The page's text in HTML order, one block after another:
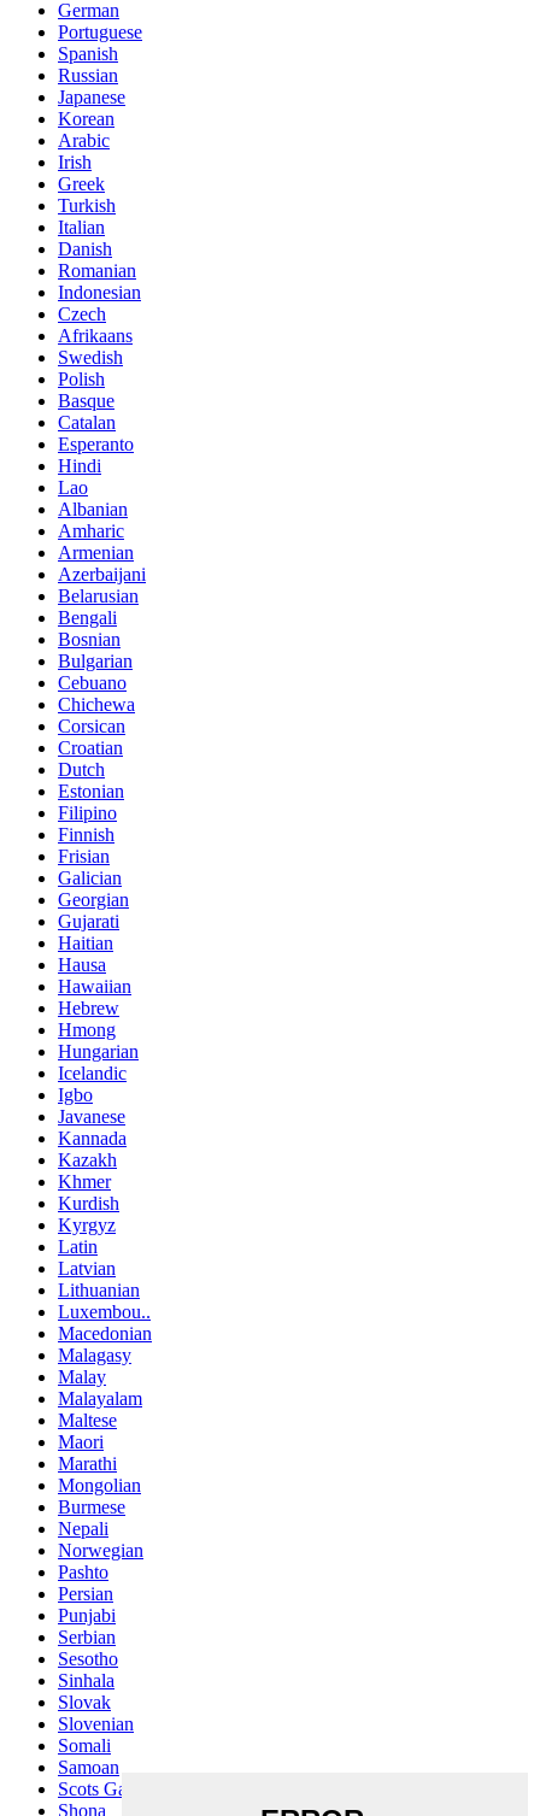
German
Portuguese
Spanish
Russian
Japanese
Korean
Arabic
Irish
Greek
Turkish
Italian
Danish
Romanian
Indonesian
Czech
Afrikaans
Swedish
Polish
Basque
Catalan
Esperanto
Hindi
Lao
Albanian
Amharic
Armenian
Azerbaijani
Belarusian
Bengali
Bosnian
Bulgarian
Cebuano
Chichewa
Corsican
Croatian
Dutch
Estonian
Filipino
Finnish
Frisian
Galician
Georgian
Gujarati
Haitian
Hausa
Hawaiian
Hebrew
Hmong
Hungarian
Icelandic
Igbo
Javanese
Kannada
Kazakh
Khmer
Kurdish
Kyrgyz
Latin
Latvian
Lithuanian
Luxembou..
Macedonian
Malagasy
Malay
Malayalam
Maltese
Maori
Marathi
Mongolian
Burmese
Nepali
Norwegian
Pashto
Persian
Punjabi
Serbian
Sesotho
Sinhala
Slovak
Slovenian
Somali
Samoan
Scots Gaelic
Shona